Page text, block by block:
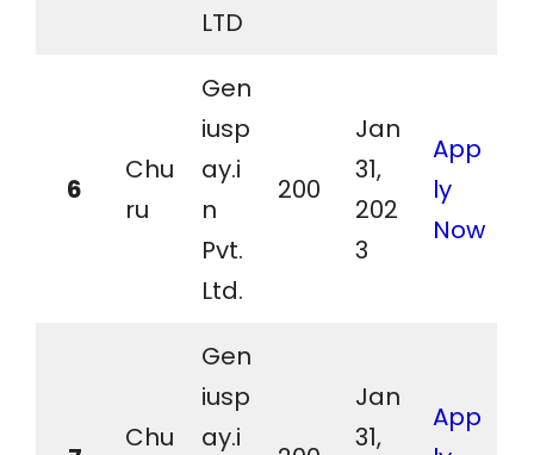
LTD
6
Chu
ru
Gen
iusp
ay.i
n
Pvt.
Ltd.
200
Jan
31,
202
3
App
ly
Now
Chu
Gen
iusp
ay.i
Jan
31,
App